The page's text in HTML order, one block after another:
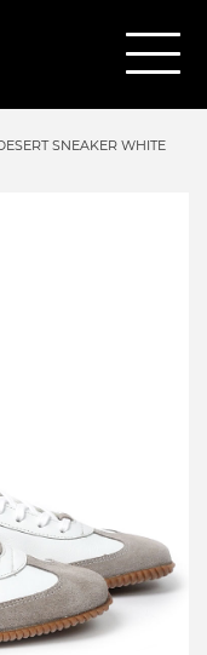
SNEAKER WHITE